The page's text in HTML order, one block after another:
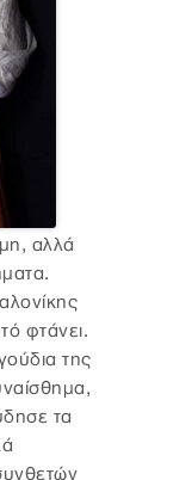
αλλά
φτάνει.
της
τα